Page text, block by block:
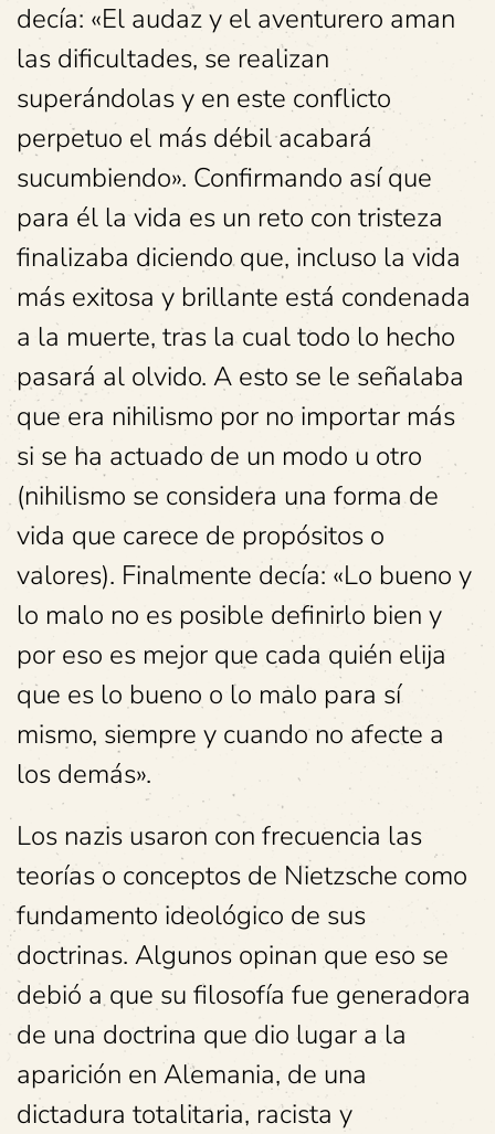
decía: «El audaz y el aventurero aman
las dificultades, se realizan
superándolas y en este conflicto
perpetuo el más débil acabará
sucumbiendo». Confirmando así que
para él la vida es un reto con tristeza
finalizaba diciendo que, incluso la vida
más exitosa y brillante está condenada
a la muerte, tras la cual todo lo hecho
pasará al olvido. A esto se le señalaba
que era nihilismo por no importar más
si se ha actuado de un modo u otro
(nihilismo se considera una forma de
vida que carece de propósitos o
valores). Finalmente decía: «Lo bueno y
lo malo no es posible definirlo bien y
por eso es mejor que cada quién elija
que es lo bueno o lo malo para sí
mismo, siempre y cuando no afecte a
los demás».
Los nazis usaron con frecuencia las
teorías o conceptos de Nietzsche como
fundamento ideológico de sus
doctrinas. Algunos opinan que eso se
debió a que su filosofía fue generadora
de una doctrina que dio lugar a la
aparición en Alemania, de una
dictadura totalitaria, racista y